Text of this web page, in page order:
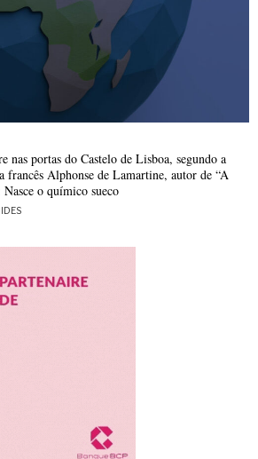
portas do Castelo de Lisboa, segundo a
francês Alphonse de Lamartine, autor de “A
o químico sueco